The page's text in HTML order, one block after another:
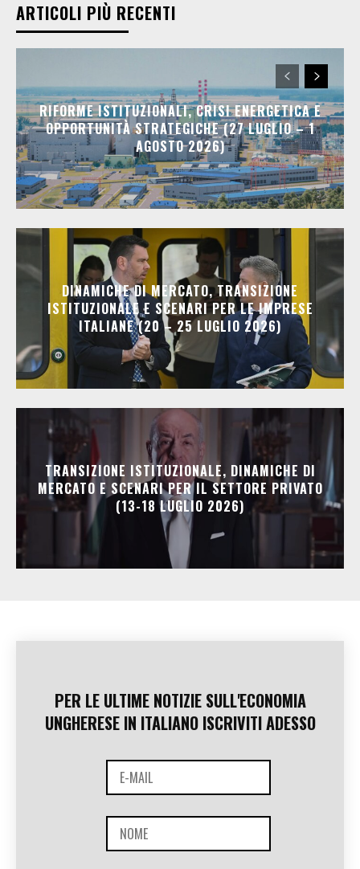
ARTICOLI PIÙ RECENTI
RIFORME ISTITUZIONALI, CRISI ENERGETICA E
OPPORTUNITÀ STRATEGICHE (27 LUGLIO – 1
AGOSTO 2026)
DINAMICHE DI MERCATO, TRANSIZIONE
ISTITUZIONALE E SCENARI PER LE IMPRESE
ITALIANE (20 – 25 LUGLIO 2026)
TRANSIZIONE ISTITUZIONALE, DINAMICHE DI
MERCATO E SCENARI PER IL SETTORE PRIVATO
(13-18 LUGLIO 2026)
PER LE ULTIME NOTIZIE SULL'ECONOMIA
UNGHERESE IN ITALIANO ISCRIVITI ADESSO